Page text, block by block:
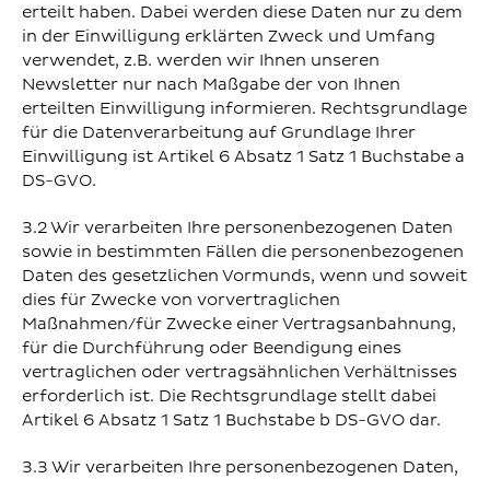
erteilt haben. Dabei werden diese Daten nur zu dem
in der Einwilligung erklärten Zweck und Umfang
verwendet, z.B. werden wir Ihnen unseren
Newsletter nur nach Maßgabe der von Ihnen
erteilten Einwilligung informieren. Rechtsgrundlage
für die Datenverarbeitung auf Grundlage Ihrer
Einwilligung ist Artikel 6 Absatz 1 Satz 1 Buchstabe a
DS-GVO.
3.2 Wir verarbeiten Ihre personenbezogenen Daten
sowie in bestimmten Fällen die personenbezogenen
Daten des gesetzlichen Vormunds, wenn und soweit
dies für Zwecke von vorvertraglichen
Maßnahmen/für Zwecke einer Vertragsanbahnung,
für die Durchführung oder Beendigung eines
vertraglichen oder vertragsähnlichen Verhältnisses
erforderlich ist. Die Rechtsgrundlage stellt dabei
Artikel 6 Absatz 1 Satz 1 Buchstabe b DS-GVO dar.
3.3 Wir verarbeiten Ihre personenbezogenen Daten,